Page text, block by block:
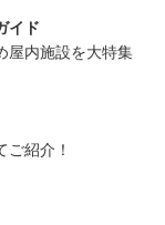
イド
屋内施設を大特集
紹介！